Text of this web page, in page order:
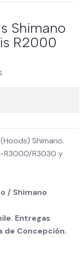
Shimano
R2000
Shimano.
R3000/R3030 y
/ Shimano
Entregas
de Concepción.